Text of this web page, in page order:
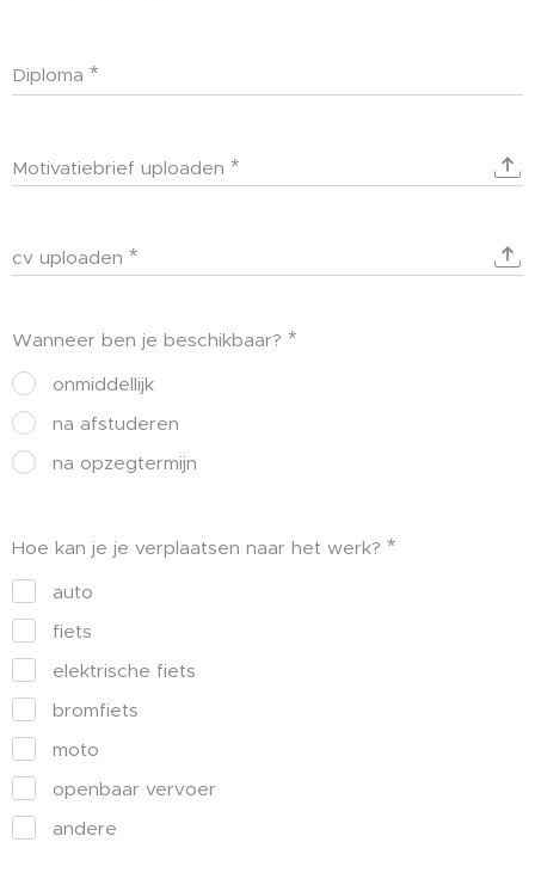
Diploma
Motivatiebrief uploaden
cv uploaden
Wanneer ben je beschikbaar?
onmiddellijk
na afstuderen
na opzegtermijn
Hoe kan je je verplaatsen naar het werk?
auto
fiets
elektrische fiets
bromfiets
moto
openbaar vervoer
andere